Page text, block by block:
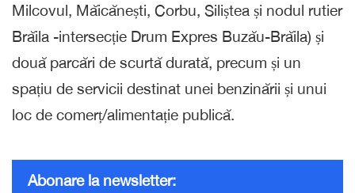
Milcovul, Măicănești, Corbu, Siliștea și nodul rutier
Brăila -intersecție Drum Expres Buzău-Brăila) și
două parcări de scurtă durată, precum și un
spațiu de servicii destinat unei benzinării și unui
loc de comerț/alimentație publică.
Abonare la newsletter: